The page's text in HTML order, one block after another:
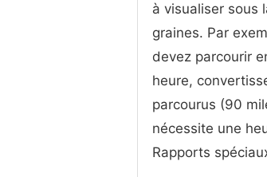
à visualiser sous
graines. Par
devez parcourir
heure,
parcourus (90
nécessite une
Rapports